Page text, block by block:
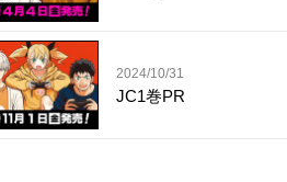
2024/10/31
JC1巻PR